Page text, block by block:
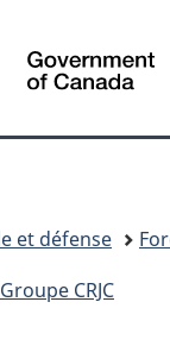
et défense
CRJC